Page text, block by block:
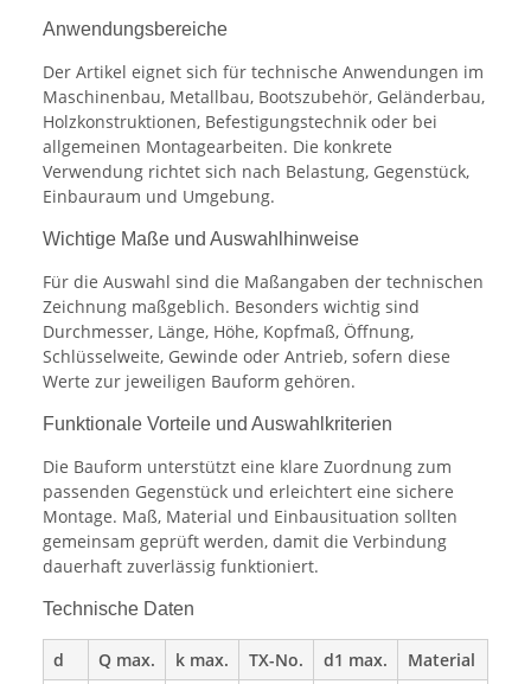
Anwendungsbereiche
Der Artikel eignet sich für technische Anwendungen im
Maschinenbau, Metallbau, Bootszubehör, Geländerbau,
Holzkonstruktionen, Befestigungstechnik oder bei
allgemeinen Montagearbeiten. Die konkrete
Verwendung richtet sich nach Belastung, Gegenstück,
Einbauraum und Umgebung.
Wichtige Maße und Auswahlhinweise
Für die Auswahl sind die Maßangaben der technischen
Zeichnung maßgeblich. Besonders wichtig sind
Durchmesser, Länge, Höhe, Kopfmaß, Öffnung,
Schlüsselweite, Gewinde oder Antrieb, sofern diese
Werte zur jeweiligen Bauform gehören.
Funktionale Vorteile und Auswahlkriterien
Die Bauform unterstützt eine klare Zuordnung zum
passenden Gegenstück und erleichtert eine sichere
Montage. Maß, Material und Einbausituation sollten
gemeinsam geprüft werden, damit die Verbindung
dauerhaft zuverlässig funktioniert.
Technische Daten
d Q max. k max. TX-No. d1 max. Material